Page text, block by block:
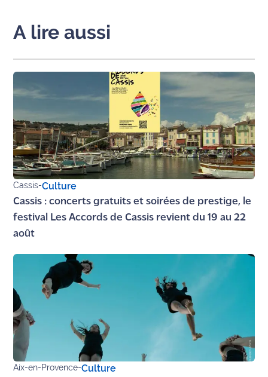
et voir
sommes
Devenir
annonceur
Recrutement
Mention
légales
Conditions
d'utilisation du
site maritima.fr
Archives
A lire aussi
Cassis-Culture
Cassis : concerts gratuits et soirées de prestige, le
festival Les Accords de Cassis revient du 19 au 22
août
Aix-en-Provence-Culture